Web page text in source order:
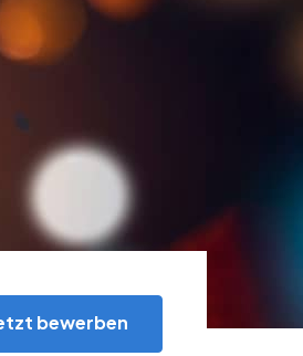
bewerben